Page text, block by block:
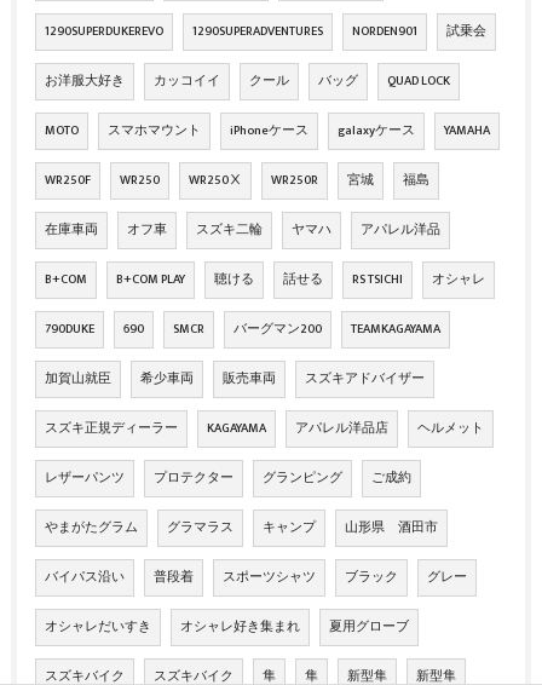
1290SUPERDUKEREVO 1290SUPERADVENTURES NORDEN901 試乗会
お洋服大好き カッコイイ クール バッグ QUAD LOCK
MOTO スマホマウント iPhoneケース galaxyケース YAMAHA
WR250F WR250 WR250Ⅹ WR250R 宮城 福島
在庫車両 オフ車 スズキ二輪 ヤマハ アパレル洋品
B+COM B+COM PLAY 聴ける 話せる RS TSICHI オシャレ
790DUKE 690 SMCR バーグマン200 TEAMKAGAYAMA
加賀山就臣 希少車両 販売車両 スズキアドバイザー
スズキ正規ディーラー KAGAYAMA アパレル洋品店 ヘルメット
レザーパンツ プロテクター グランピング ご成約
やまがたグラム グラマラス キャンプ 山形県 酒田市
バイパス沿い 普段着 スポーツシャツ ブラック グレー
オシャレだいすき オシャレ好き集まれ 夏用グローブ
スズキバイク スズキバイク 隼 隼 新型隼 新型隼